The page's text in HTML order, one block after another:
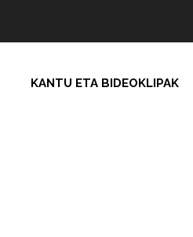
KANTU ETA BIDEOKLIPAK